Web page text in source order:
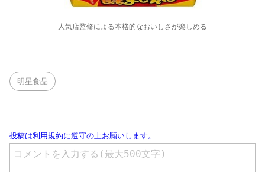
人気店監修による本格的なおいしさが楽しめる
明星食品